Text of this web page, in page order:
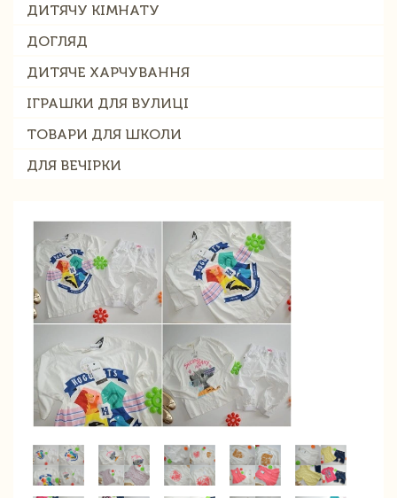
ДИТЯЧУ КІМНАТУ
ДОГЛЯД
ДИТЯЧЕ ХАРЧУВАННЯ
ІГРАШКИ ДЛЯ ВУЛИЦІ
ТОВАРИ ДЛЯ ШКОЛИ
ДЛЯ ВЕЧІРКИ